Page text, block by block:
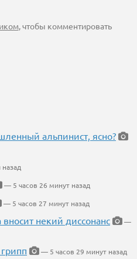
, чтобы комментировать
альпинист, ясно?
— 5 часов 26 минут назад
— 5 часов 27 минут назад
некий диссонанс
—
— 5 часов 29 минут назад